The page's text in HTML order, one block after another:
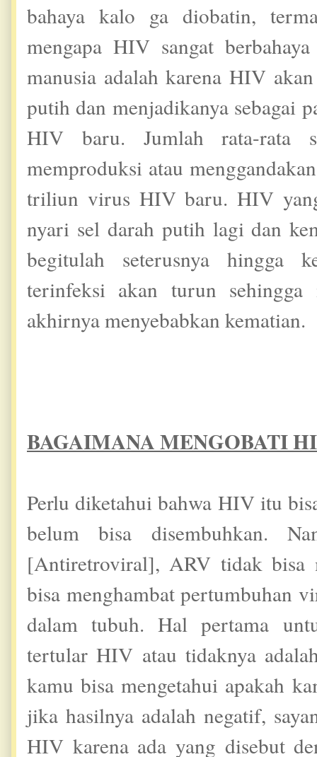
bahaya kalo ga diobatin,
mengapa HIV sangat
manusia adalah karena HIV
putih dan menjadikanya sebagai
HIV baru. Jumlah rata-rata
memproduksi atau
triliun virus HIV baru. HIV
nyari sel darah putih lagi dan
begitulah seterusnya hingga
terinfeksi akan turun
akhirnya menyebabkan kematian.
BAGAIMANA MENGOBATI
Perlu diketahui bahwa HIV itu
belum bisa disembuhkan.
[Antiretroviral], ARV tidak bisa
bisa menghambat pertumbuhan
dalam tubuh. Hal pertama
tertular HIV atau tidaknya
kamu bisa mengetahui apakah
jika hasilnya adalah negatif,
HIV karena ada yang disebut